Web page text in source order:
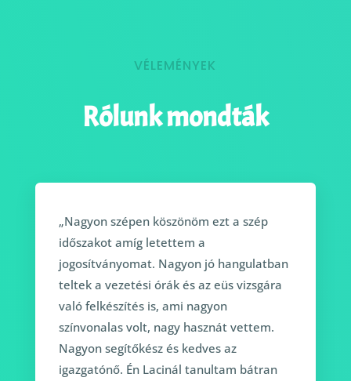
VÉLEMÉNYEK
Rólunk mondták
„Nagyon szépen köszönöm ezt a szép
időszakot amíg letettem a
jogosítványomat. Nagyon jó hangulatban
teltek a vezetési órák és az eüs vizsgára
való felkészítés is, ami nagyon
színvonalas volt, nagy hasznát vettem.
Nagyon segítőkész és kedves az
igazgatónő. Én Lacinál tanultam bátran